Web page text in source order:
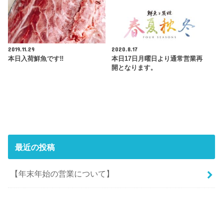
2019.11.29
本日入荷鮮魚です‼︎
2020.8.17
本日17日月曜日より通常営業再
開となります。
最近の投稿
【年末年始の営業について】